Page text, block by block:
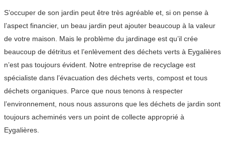
S’occuper de son jardin peut être très agréable et, si on pense à
l’aspect financier, un beau jardin peut ajouter beaucoup à la valeur
de votre maison. Mais le problème du jardinage est qu’il crée
beaucoup de détritus et l’enlèvement des déchets verts à Eygalières
n’est pas toujours évident. Notre entreprise de recyclage est
spécialiste dans l’évacuation des déchets verts, compost et tous
déchets organiques. Parce que nous tenons à respecter
l’environnement, nous nous assurons que les déchets de jardin sont
toujours acheminés vers un point de collecte approprié à
Eygalières.